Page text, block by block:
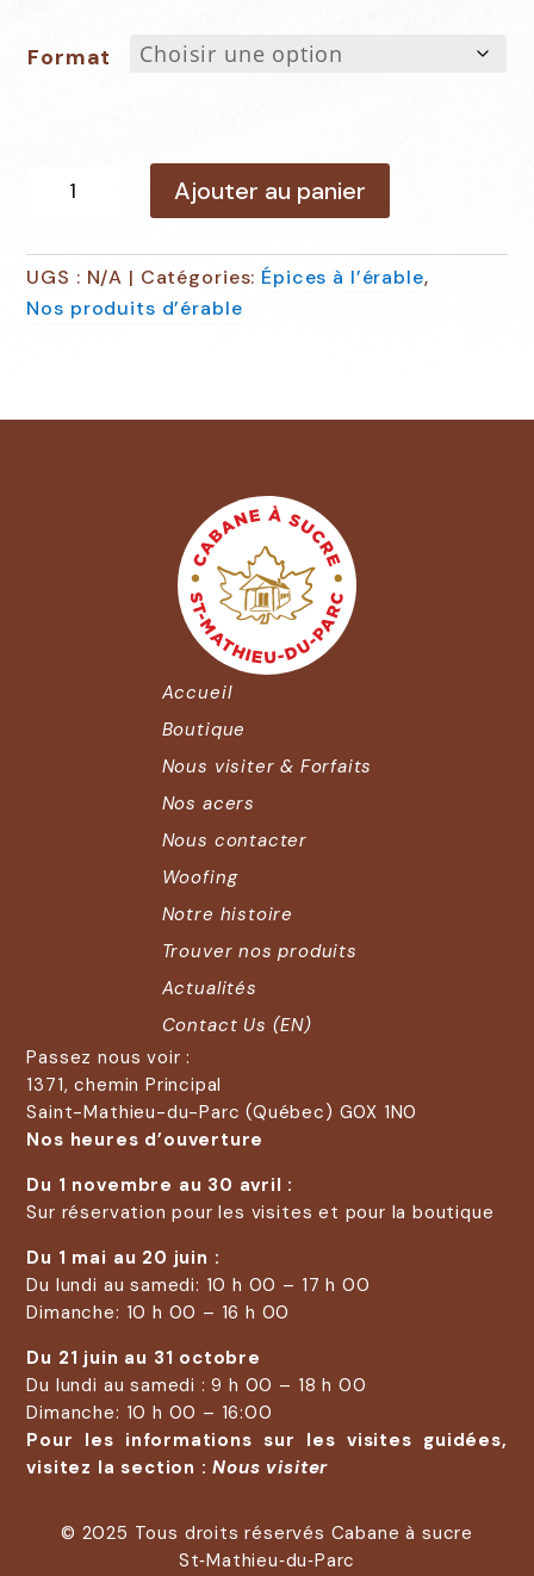
Format
quantité
oignons
et
Ajouter au panier
UGS : N/A Catégories: Épices à l’érable,
Nos produits d’érable
Accueil
Boutique
Nous visiter & Forfaits
Nos acers
Nous contacter
Woofing
Notre histoire
Trouver nos produits
Actualités
Contact Us (EN)
Passez nous voir :
1371, chemin Principal
Saint-Mathieu-du-Parc (Québec) G0X 1N0
Nos heures d’ouverture
Du 1 novembre au 30 avril :
Sur réservation pour les visites et pour la boutique
Du 1 mai au 20 juin :
Du lundi au samedi: 10 h 00 – 17 h 00
Dimanche: 10 h 00 – 16 h 00
Du 21 juin au 31 octobre
Du lundi au samedi : 9 h 00 – 18 h 00
Dimanche: 10 h 00 – 16:00
Pour les informations sur les visites guidées,
visitez la section :Nous visiter
© 2025 Tous droits réservés Cabane à sucre
St‑Mathieu‑du‑Parc